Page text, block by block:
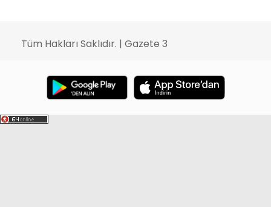
Tüm Hakları Saklıdır. | Gazete 3